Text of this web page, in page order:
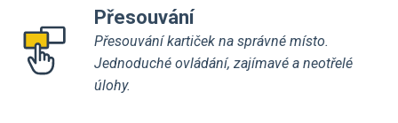
Přesouvání
Přesouvání kartiček na správné místo.
Jednoduché ovládání, zajímavé a neotřelé
úlohy.